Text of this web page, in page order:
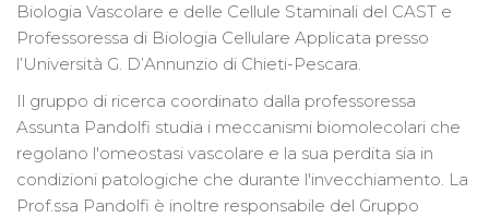
Biologia Vascolare e delle Cellule Staminali del CAST e
Professoressa di Biologia Cellulare Applicata presso
l’Università G. D’Annunzio di Chieti-Pescara.
Il gruppo di ricerca coordinato dalla professoressa
Assunta Pandolfi studia i meccanismi biomolecolari che
regolano l'omeostasi vascolare e la sua perdita sia in
condizioni patologiche che durante l'invecchiamento. La
Prof.ssa Pandolfi è inoltre responsabile del Gruppo